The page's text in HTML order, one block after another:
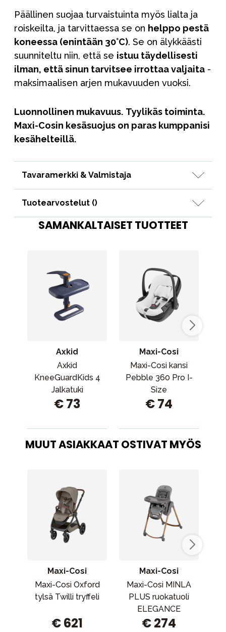
Päällinen suojaa turvaistuinta myös lialta ja
roiskeilta, ja tarvittaessa se on helppo pestä
koneessa (enintään 30°C). Se on älykkäästi
suunniteltu niin, että se istuu täydellisesti
ilman, että sinun tarvitsee irrottaa valjaita -
maksimaalisen arjen mukavuuden vuoksi.
Luonnollinen mukavuus. Tyylikäs toiminta.
Maxi-Cosin kesäsuojus on paras kumppanisi
kesähelteillä.
Tavaramerkki & Valmistaja
Tuotearvostelut ()
SAMANKALTAISET TUOTTEET
Axkid
Axkid
KneeGuardKids 4
Jalkatuki
turvaistuimeen
€ 73
Maxi-Cosi
Maxi-Cosi kansi
Pebble 360 ​​​​Pro I-
Size
€ 74
MUUT ASIAKKAAT OSTIVAT MYÖS
Maxi-Cosi
Maxi-Cosi Oxford
tylsä ​​Twilli tryffeli
€ 621
Maxi-Cosi
Maxi-Cosi MINLA
PLUS ruokatuoli
ELEGANCE
GRAPHITE
€ 274